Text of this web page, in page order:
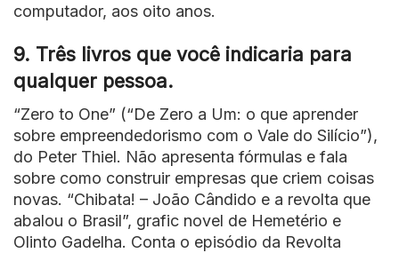
computador, aos oito anos.
9. Três livros que você indicaria para
qualquer pessoa.
“Zero to One” (“De Zero a Um: o que aprender
sobre empreendedorismo com o Vale do Silício”),
do Peter Thiel. Não apresenta fórmulas e fala
sobre como construir empresas que criem coisas
novas. “Chibata! – João Cândido e a revolta que
abalou o Brasil”, grafic novel de Hemetério e
Olinto Gadelha. Conta o episódio da Revolta